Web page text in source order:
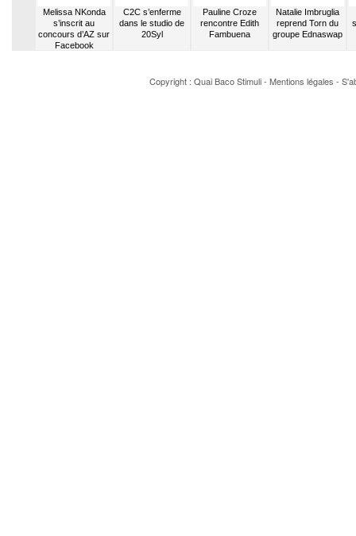
Melissa NKonda
s’inscrit au
concours d’AZ sur
Facebook
C2C s’enferme
dans le studio de
20Syl
Pauline Croze
rencontre Edith
Fambuena
Natalie Imbruglia
reprend Torn du
groupe Ednaswap
Copyright : Quai BacoStimuli- Mentions légales -